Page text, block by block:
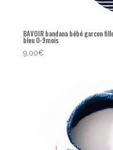
BAVOIR bandana bébé garcon
bleu 0-9mois
9,00€